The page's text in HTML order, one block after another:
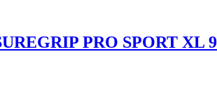
PRO SPORT XL